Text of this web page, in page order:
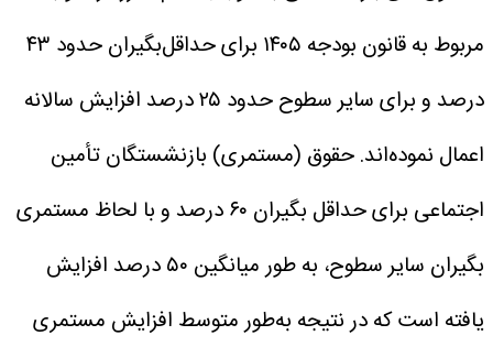
مربوط به قانون بودجه ۱۴۰۵ برای حداقل‌بگیران حدود ۴۳
درصد و برای سایر سطوح حدود ۲۵ درصد افزایش سالانه
اعمال نموده‌اند.حقوق (مستمری) بازنشستگان تأمین
اجتماعی برای حداقل بگیران ۶۰ درصد و با لحاظ مستمری
بگیران سایر سطوح، به طور میانگین ۵۰ درصد افزایش
یافته است که در نتیجه به‌طور متوسط افزایش مستمری